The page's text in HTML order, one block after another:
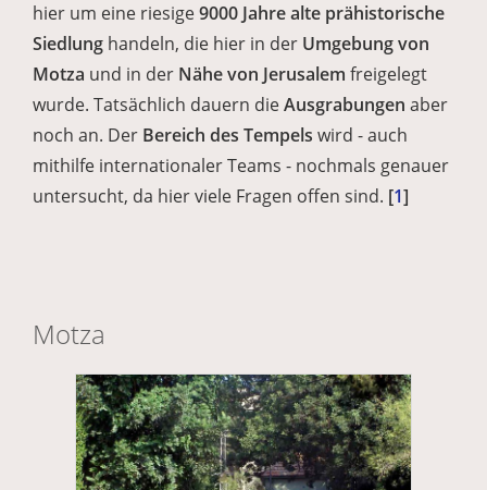
hier um eine riesige9000 Jahre alte prähistorische
Siedlung handeln, die hier in der Umgebung von
Motza und in der Nähe von Jerusalem freigelegt
wurde. Tatsächlich dauern dieAusgrabungen aber
noch an. Der Bereich des Tempels wird - auch
mithilfe internationaler Teams - nochmals genauer
untersucht, da hier viele Fragen offen sind. [1]
Motza